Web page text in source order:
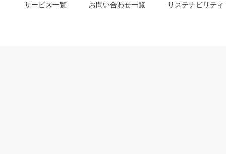
サービス一覧 お問い合わせ一覧 サステナビリティ